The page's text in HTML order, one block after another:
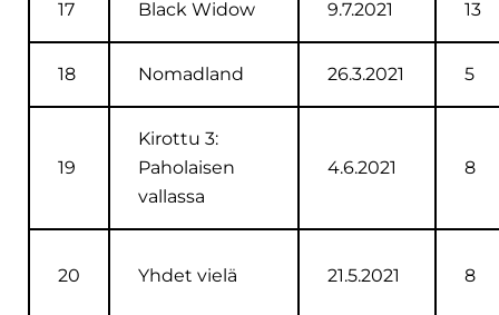
17 Black Widow 9.7.2021 13
18 Nomadland 26.3.2021 5
19
Kirottu 3:
Paholaisen
vallassa
4.6.2021 8
20 Yhdet vielä 21.5.2021 8